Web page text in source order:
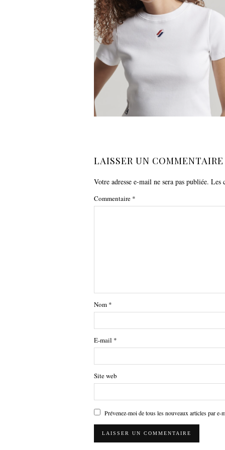
LAISSER UN COMMENTAIRE
Votre adresse e-mail ne sera pas publiée. Les
Commentaire *
Nom *
E-mail *
Site web
Prévenez-moi de tous les nouveaux articles par e-